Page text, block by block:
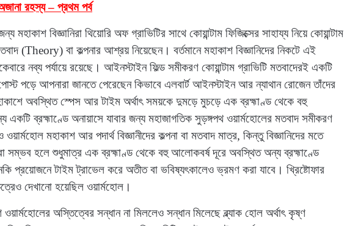
রহস্য – প্রথম পর্ব
মহাকাশ বিজ্ঞানিরা থিয়োরি অফ গ্রাভিটির সাথে কোয়ান্টাম ফিজিক্সের সাহায্য নিয়ে কোয়ান্টাম
(Theory) বা কল্পনার আশ্রয় নিয়েছেন। বর্তমানে মহাকাশ বিজ্ঞানিদের নিকটে এই
নব্য পর্যায়ে রয়েছে। আইনস্টাইন ফিল্ড সমীকরণ কোয়ান্টাম গ্রাভিটি মতবাদেরই একটি
পড়ে আপনারা জানতে পেরেছেন কিভাবে এলবার্ট আইনস্টাইন আর ন্যাথান রোজেন তাঁদের
অবস্থিত স্পেস আর টাইম অর্থাৎ সময়কে দুমড়ে মুচড়ে এক ব্রহ্মাণ্ড থেকে বহু
ব্রহ্মাণ্ডে অনায়াসে যাবার জন্য মহাজাগতিক সুড়ঙ্গপথ ওয়ার্মহোলের মতবাদ সমীকরণ
মহাকাশ আর পদার্থ বিজ্ঞানীদের কল্পনা বা মতবাদ মাত্র, কিন্তু বিজ্ঞানিদের মতে
সম্ভব হলে শুধুমাত্র এক ব্রহ্মাণ্ড থেকে বহু আলোকবর্ষ দূরে অবস্থিত অন্য ব্রহ্মাণ্ডে
প্রয়োজনে টাইম ট্রাভেল করে অতীত বা ভবিষ্যৎকালেও ভ্রমণ করা যাবে। খ্রিষ্টোফার
দেখানো হয়েছিল ওয়ার্মহোল।
অস্তিত্বের সন্ধান না মিললেও সন্ধান মিলেছে ব্ল্যাক হোল অর্থাৎ কৃষ্ণ